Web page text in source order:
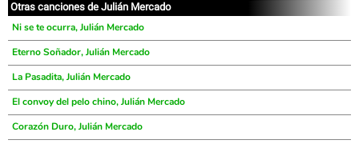
Otras canciones de Julián Mercado
Ni se te ocurra, Julián Mercado
Eterno Soñador, Julián Mercado
La Pasadita, Julián Mercado
El convoy del pelo chino, Julián Mercado
Corazón Duro, Julián Mercado